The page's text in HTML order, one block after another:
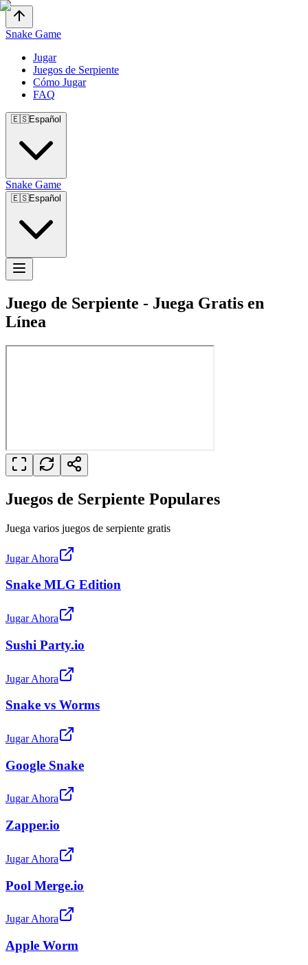
Snake Game
Jugar
Juegos de Serpiente
Cómo Jugar
FAQ
🇪🇸Español
Snake Game
🇪🇸Español
Juego de Serpiente - Juega Gratis en
Línea
Juegos de Serpiente Populares
Juega varios juegos de serpiente gratis
Jugar Ahora
Snake MLG Edition
Jugar Ahora
Sushi Party.io
Jugar Ahora
Snake vs Worms
Jugar Ahora
Google Snake
Jugar Ahora
Zapper.io
Jugar Ahora
Pool Merge.io
Jugar Ahora
Apple Worm